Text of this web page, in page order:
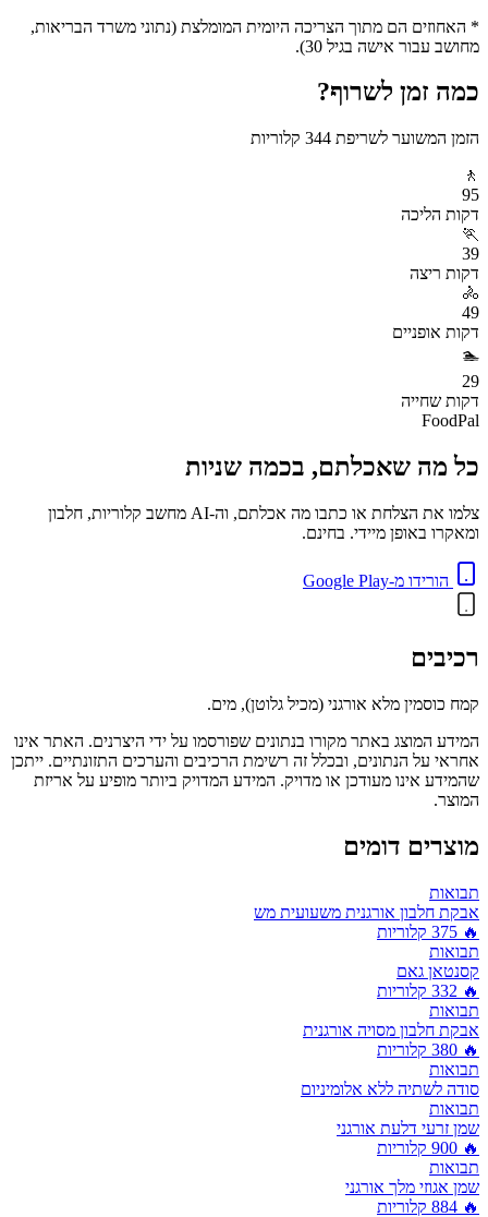
* האחוזים הם מתוך הצריכה היומית המומלצת (נתוני משרד הבריאות,
מחושב עבור אישה בגיל 30).
כמה זמן לשרוף?
הזמן המשוער לשריפת 344 קלוריות
🚶
95
דקות הליכה
🏃
39
דקות ריצה
🚴
49
דקות אופניים
🏊
29
דקות שחייה
FoodPal
כל מה שאכלתם, בכמה שניות
צלמו את הצלחת או כתבו מה אכלתם, וה-AI מחשב קלוריות, חלבון
ומאקרו באופן מיידי. בחינם.
הורידו מ-Google Play
רכיבים
קמח כוסמין מלא אורגני (מכיל גלוטן), מים.
המידע המוצג באתר מקורו בנתונים שפורסמו על ידי היצרנים. האתר אינו
אחראי על הנתונים, ובכלל זה רשימת הרכיבים והערכים התזונתיים. ייתכן
שהמידע אינו מעודכן או מדויק. המידע המדויק ביותר מופיע על אריזת
המוצר.
מוצרים דומים
תבואות
אבקת חלבון אורגנית משעועית מש
🔥
375 קלוריות
תבואות
קסנטאן גאם
🔥
332 קלוריות
תבואות
אבקת חלבון מסויה אורגנית
🔥
380 קלוריות
תבואות
סודה לשתיה ללא אלומיניום
תבואות
שמן זרעי דלעת אורגני
🔥
900 קלוריות
תבואות
שמן אגוזי מלך אורגני
🔥
884 קלוריות